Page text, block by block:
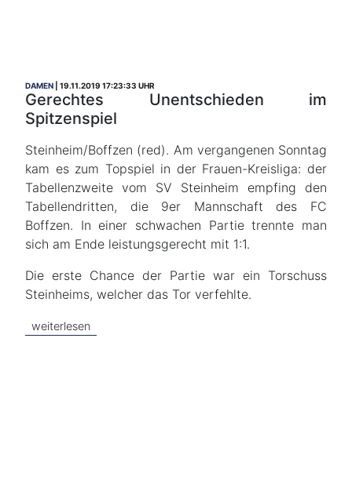
DAMEN 19.11.2019 17:23:33 UHR
Gerechtes Unentschieden im
Spitzenspiel
Steinheim/Boffzen (red). Am vergangenen Sonntag
kam es zum Topspiel in der Frauen-Kreisliga: der
Tabellenzweite vom SV Steinheim empfing den
Tabellendritten, die 9er Mannschaft des FC
Boffzen. In einer schwachen Partie trennte man
sich am Ende leistungsgerecht mit 1:1.
Die erste Chance der Partie war ein Torschuss
Steinheims, welcher das Tor verfehlte.
weiterlesen